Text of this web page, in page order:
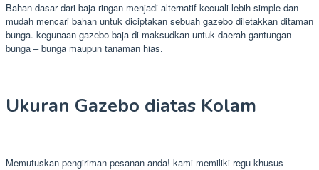
Bahan dasar dari baja ringan menjadi alternatif kecuali lebih simple dan
mudah mencari bahan untuk diciptakan sebuah gazebo diletakkan ditaman
bunga. kegunaan gazebo baja di maksudkan untuk daerah gantungan
bunga – bunga maupun tanaman hias.
Ukuran Gazebo diatas Kolam
Memutuskan pengiriman pesanan anda! kami memiliki regu khusus